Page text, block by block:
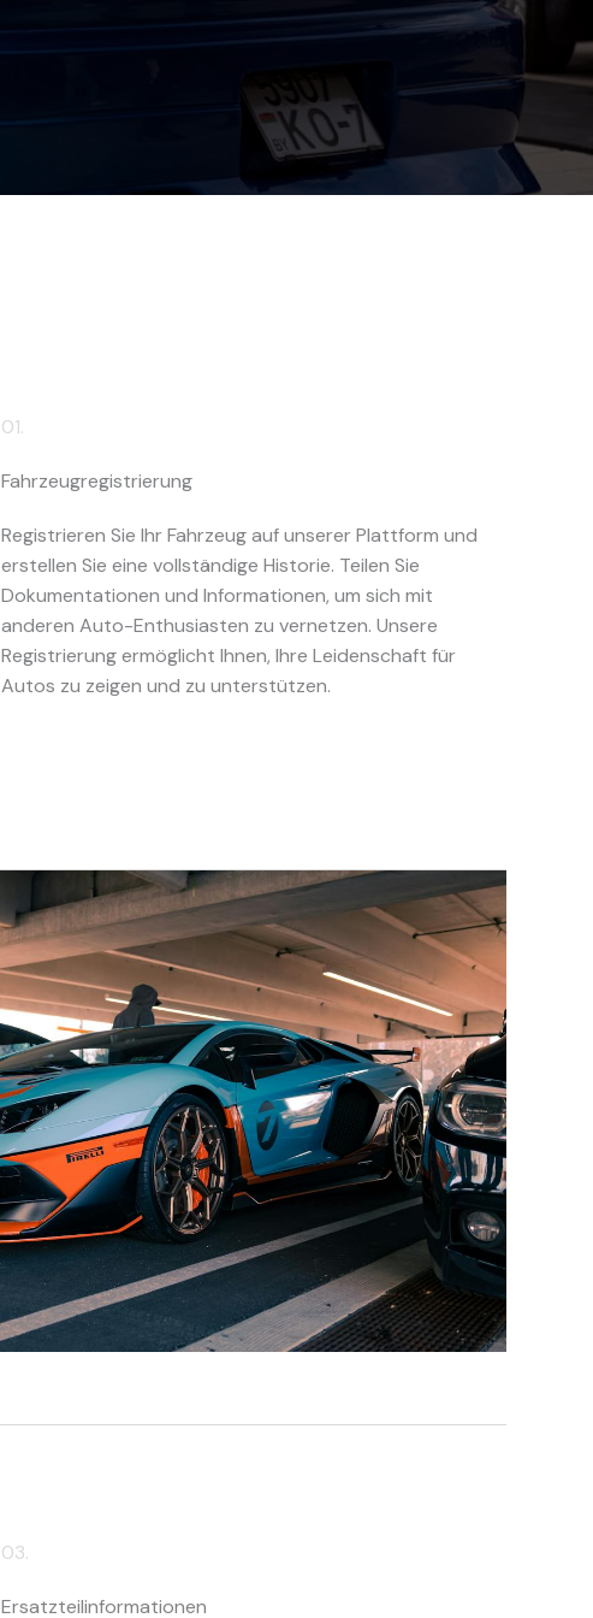
01.
Fahrzeugregistrierung
Registrieren Sie Ihr Fahrzeug auf unserer Plattform und
erstellen Sie eine vollständige Historie. Teilen Sie
Dokumentationen und Informationen, um sich mit
anderen Auto-Enthusiasten zu vernetzen. Unsere
Registrierung ermöglicht Ihnen, Ihre Leidenschaft für
Autos zu zeigen und zu unterstützen.
03.
Ersatzteilinformationen